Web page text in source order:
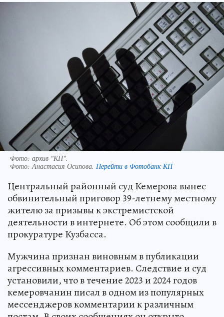
Фото: архив "КП".
Фото: Анастасия Осипова. Перейти в Фотобанк КП
Центральный районный суд Кемерова вынес
обвинительный приговор 39-летнему местному
жителю за призывы к экстремистской
деятельности в интернете. Об этом сообщили в
прокуратуре Кузбасса.
Мужчина признан виновным в публикации
агрессивных комментариев. Следствие и суд
установили, что в течение 2023 и 2024 годов
кемеровчанин писал в одном из популярных
мессенджеров комментарии к различным